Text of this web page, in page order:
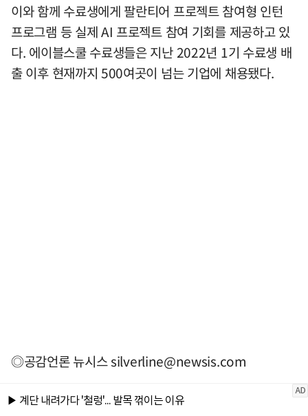
이와 함께 수료생에게 팔란티어 프로젝트 참여형 인턴
프로그램 등 실제 AI 프로젝트 참여 기회를 제공하고 있
다. 에이블스쿨 수료생들은 지난 2022년 1기 수료생 배
출 이후 현재까지 500여곳이 넘는 기업에 채용됐다.
◎공감언론 뉴시스silverline@newsis.com